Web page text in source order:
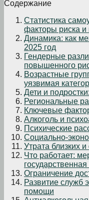
Содержание
Статистика
факторы риска и
Динамика: как
2025 год
Гендерные
повышенного
Возрастные
уязвимая
Дети и
Региональные
Ключевые
Алкоголь и
Психические
Социально-
Утрата близких
Что работает:
Ограничение
Развитие служб
помощи